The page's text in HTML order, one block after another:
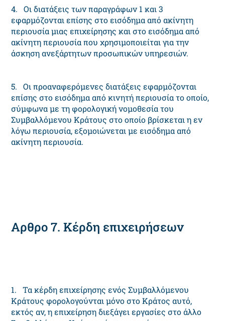
4. Οι διατάξεις των παραγράφων 1 και 3
εφαρμόζονται επίσης στο εισόδημα από ακίνητη
περιουσία μιας επιχείρησης και στο εισόδημα από
ακίνητη περιουσία που χρησιμοποιείται για την
άσκηση ανεξάρτητων προσωπικών υπηρεσιών.
5. Οι προαναφερόμενες διατάξεις εφαρμόζονται
επίσης στο εισόδημα από κινητή περιουσία το οποίο,
σύμφωνα με τη φορολογική νομοθεσία του
Συμβαλλόμενου Κράτους στο οποίο βρίσκεται η εν
λόγω περιουσία, εξομοιώνεται με εισόδημα από
ακίνητη περιουσία.
Αρθρο 7. Κέρδη επιχειρήσεων
1. Τα κέρδη επιχείρησης ενός Συμβαλλόμενου
Κράτους φορολογούνται μόνο στο Κράτος αυτό,
εκτός αν, η επιχείρηση διεξάγει εργασίες στο άλλο